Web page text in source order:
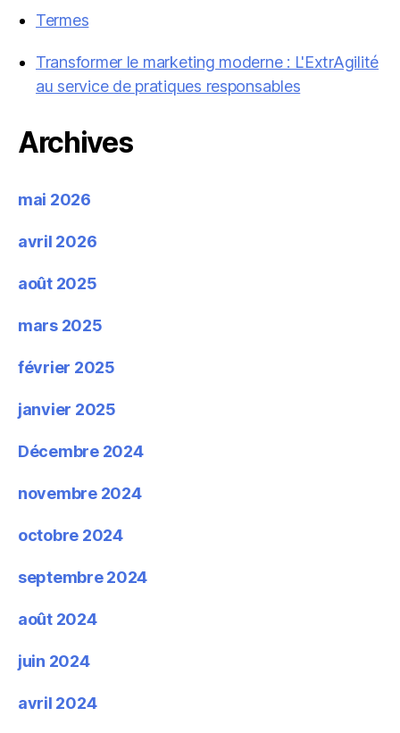
Termes
Transformer le marketing moderne : L'ExtrAgilité
au service de pratiques responsables
Archives
mai 2026
avril 2026
août 2025
mars 2025
février 2025
janvier 2025
Décembre 2024
novembre 2024
octobre 2024
septembre 2024
août 2024
juin 2024
avril 2024